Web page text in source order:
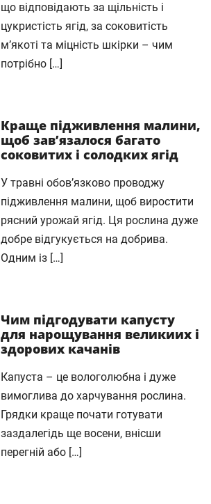
що відповідають за щільність і
цукристість ягід, за соковитість
м’якоті та міцність шкірки – чим
потрібно […]
Краще підживлення малини,
щоб зав’язалося багато
соковитих і солодких ягід
У травні обов’язково проводжу
підживлення малини, щоб виростити
рясний урожай ягід. Ця рослина дуже
добре відгукується на добрива.
Одним із […]
Чим підгодувати капусту
для нарощування великиих і
здорових качанів
Капуста – це вологолюбна і дуже
вимоглива до харчування рослина.
Грядки краще почати готувати
заздалегідь ще восени, внісши
перегній або […]